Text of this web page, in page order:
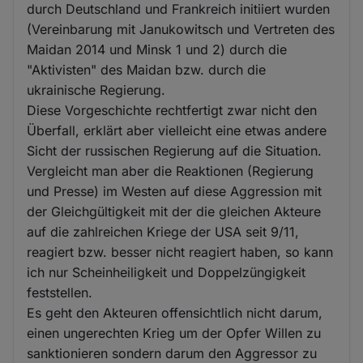
durch Deutschland und Frankreich initiiert wurden
(Vereinbarung mit Janukowitsch und Vertreten des
Maidan 2014 und Minsk 1 und 2) durch die
"Aktivisten" des Maidan bzw. durch die
ukrainische Regierung.
Diese Vorgeschichte rechtfertigt zwar nicht den
Überfall, erklärt aber vielleicht eine etwas andere
Sicht der russischen Regierung auf die Situation.
Vergleicht man aber die Reaktionen (Regierung
und Presse) im Westen auf diese Aggression mit
der Gleichgültigkeit mit der die gleichen Akteure
auf die zahlreichen Kriege der USA seit 9/11,
reagiert bzw. besser nicht reagiert haben, so kann
ich nur Scheinheiligkeit und Doppelzüngigkeit
feststellen.
Es geht den Akteuren offensichtlich nicht darum,
einen ungerechten Krieg um der Opfer Willen zu
sanktionieren sondern darum den Aggressor zu